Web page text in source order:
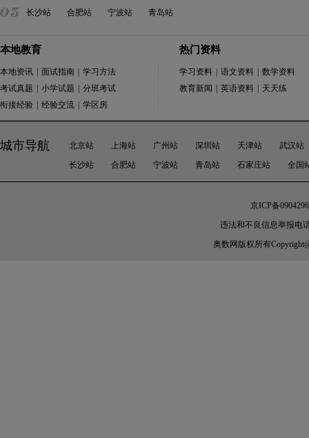
长沙站
合肥站 宁波站 青岛站
本地教育
本地资讯 面试指南
学习方法
考试真题
小学试题
分班考试
衔接经验
经验交流 学区房
热门资料
学习资料 语文资料
数学资料
教育新闻
英语资料 天天练
城市导航 北京站 上海站 广州站 深圳站 天津站
武汉站
长沙站
合肥站 宁波站 青岛站 石家庄站 全国
京ICP备
违法和不良信息举报电
奥数网 版权所有